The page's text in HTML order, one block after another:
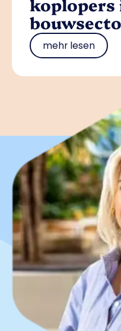
koplopers
mehr lesen